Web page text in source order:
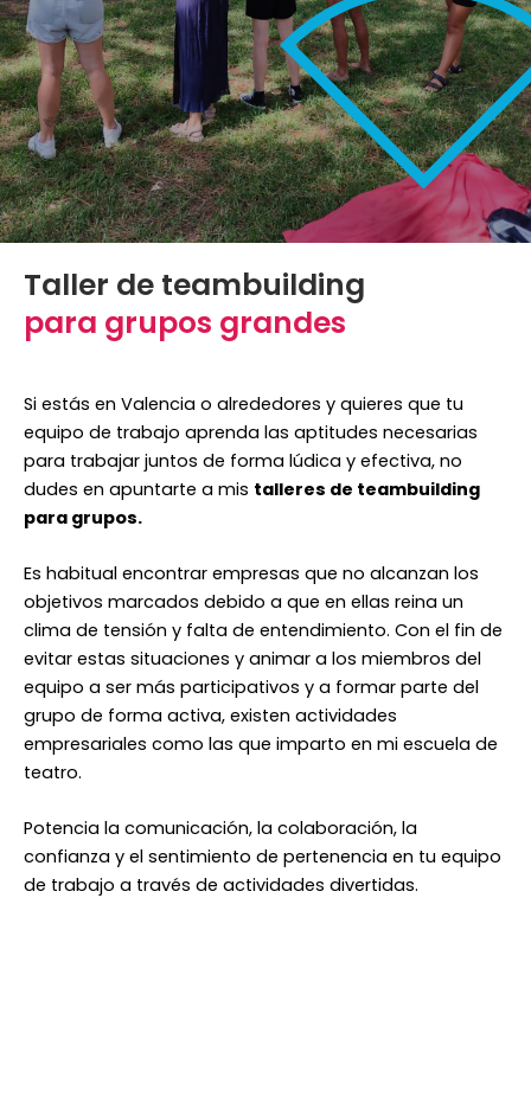
Taller de teambuilding
para grupos grandes
Si estás en Valencia o alrededores y quieres que tu
equipo de trabajo aprenda las aptitudes necesarias
para trabajar juntos de forma lúdica y efectiva, no
dudes en apuntarte a mis talleres de teambuilding
para grupos.
Es habitual encontrar empresas que no alcanzan los
objetivos marcados debido a que en ellas reina un
clima de tensión y falta de entendimiento. Con el fin de
evitar estas situaciones y animar a los miembros del
equipo a ser más participativos y a formar parte del
grupo de forma activa, existen actividades
empresariales como las que imparto en mi escuela de
teatro.
Potencia la comunicación, la colaboración, la
confianza y el sentimiento de pertenencia en tu equipo
de trabajo a través de actividades divertidas.